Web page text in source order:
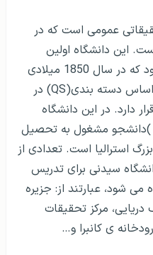
عمومی است که در
این دانشگاه اولین
دانشگاه استرالیا محسوب می شود که در سال 1850 میلادی
تأسیس شده است. همچنین بر اساس دسته بندی(QS) در
جهانی قرار دارد. در این دانشگاه
سالانه پنجاه و سه هزار(53000 )دانشجو مشغول به تحصیل
استرالیا است. تعدادی از
سیدنی برای تدریس
شود، عبارتند از: جزیره
مرکز تحقیقات
ی کانبرا و…